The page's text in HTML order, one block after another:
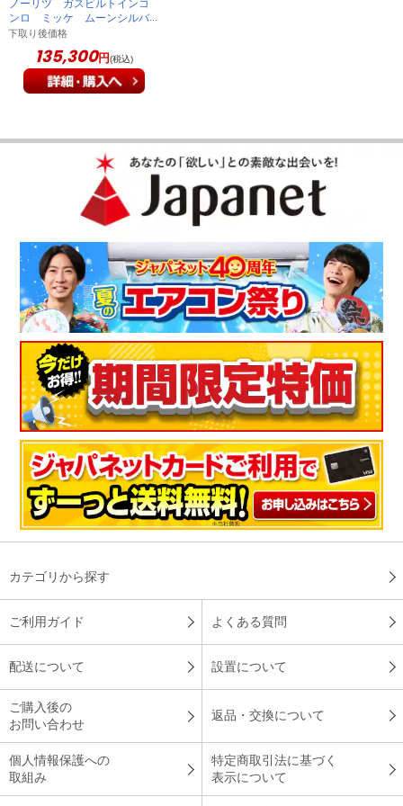
ノーリツ ガスビルトインコ
ンロ ミッケ ムーンシルバ
ーガラストップ 75cm幅
プロパンガス 設置有 既存
回収有 送料有料
J3WV7AP2SI LPG
下取り後価格
135,300円(税込)
カテゴリから探す
ご利用ガイド よくある質問
配送について 設置について
ご購入後の
お問い合わせ
返品・交換について
個人情報保護への
取組み
特定商取引法に基づく
表示について